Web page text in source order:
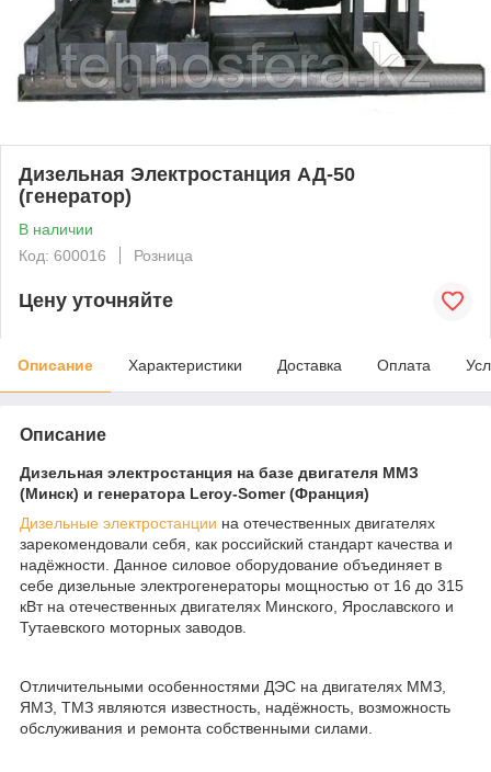
Дизельная Электростанция АД-50
(генератор)
В наличии
Код: 600016
Розница
Цену уточняйте
Описание Характеристики Доставка Оплата
Описание
Дизельная электростанция на базе двигателя ММЗ
(Минск) и генератора Leroy-Somer (Франция)
Дизельные электростанции на отечественных двигателях
зарекомендовали себя, как российский стандарт качества и
надёжности. Данное силовое оборудование объединяет в
себе дизельные электрогенераторы мощностью от 16 до 315
кВт на отечественных двигателях Минского, Ярославского и
Тутаевского моторных заводов.
Отличительными особенностями ДЭС на двигателях ММЗ,
ЯМЗ, ТМЗ являются известность, надёжность, возможность
обслуживания и ремонта собственными силами.